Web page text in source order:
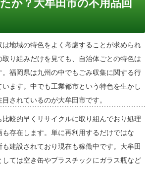
か？大牟田市の不用品回
地域の特色をよく考慮することが求められ
取り組みだけを見ても、自治体ごとの特色は
福岡県は九州の中でもごみ収集に関する行
ます。中でも工業都市という特色を生かし
されているのが大牟田市です。
比較的早くリサイクルに取り組んでおり処理
存在します。単に再利用するだけではな
も建設されており現在も稼働中です。大牟田
ては空き缶やプラスチックにガラス瓶など